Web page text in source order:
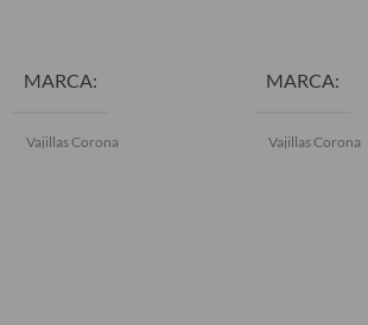
MARCA
Vajillas Corona
MARCA
Vajillas Corona